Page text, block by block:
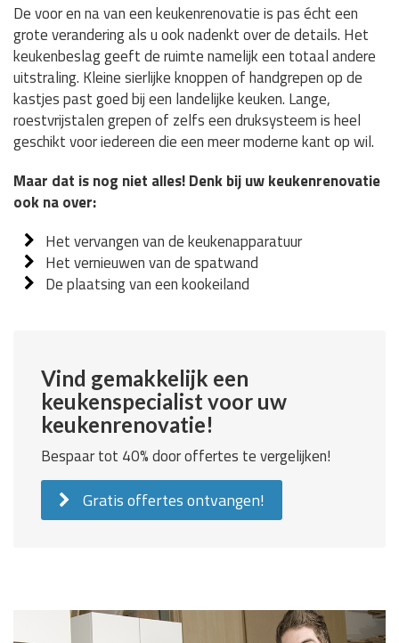
De voor en na van een keukenrenovatie is pas écht een
grote verandering als u ook nadenkt over de details. Het
keukenbeslag geeft de ruimte namelijk een totaal andere
uitstraling. Kleine sierlijke knoppen of handgrepen op de
kastjes past goed bij een landelijke keuken. Lange,
roestvrijstalen grepen of zelfs een druksysteem is heel
geschikt voor iedereen die een meer moderne kant op wil.
Maar dat is nog niet alles! Denk bij uw keukenrenovatie
ook na over:
Het vervangen van de keukenapparatuur
Het vernieuwen van de spatwand
De plaatsing van een kookeiland
Vind gemakkelijk een
keukenspecialist voor uw
keukenrenovatie!
Bespaar tot 40% door offertes te vergelijken!
Gratis offertes ontvangen!